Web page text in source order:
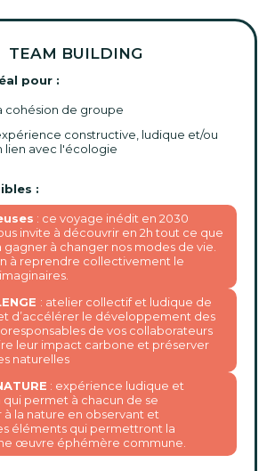
TEAM BUILDING
pour :
cohésion de groupe
constructive, ludique et/ou
lien avec l'écologie
:
: ce voyage inédit en 2030
invite à découvrir en 2h tout ce que
gagner à changer nos modes de vie.
à reprendre collectivement le
: atelier collectif et ludique de
d’accélérer le développement des
de vos collaborateurs
leur impact carbone et préserver
naturelles
: expérience ludique et
qui permet à chacun de se
la nature en observant et
éléments qui permettront la
œuvre éphémère commune.